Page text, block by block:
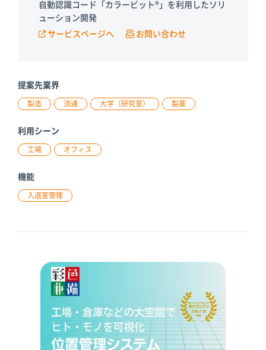
自動認識コード「カラービット®」を利用したソリ
ューション開発
サービスページへ
お問い合わせ
提案先業界
製造 流通 大学（研究室） 製薬
利用シーン
工場 オフィス
機能
入退室管理